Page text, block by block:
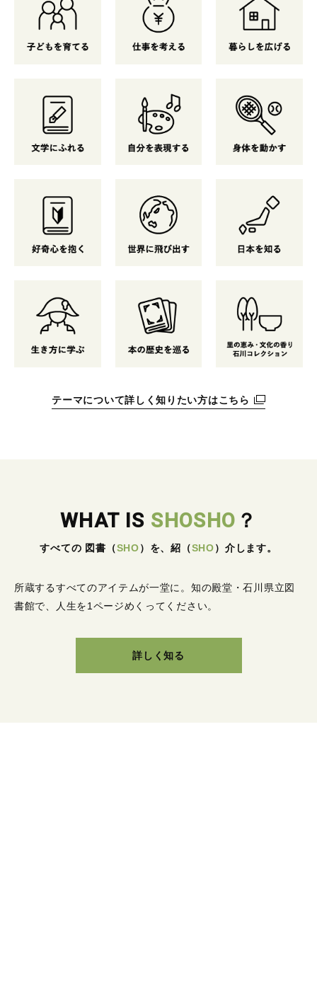
テーマについて詳しく知りたい方はこちら
WHAT IS SHOSHO ？
すべての 図書 （SHO） を、紹 （SHO） 介します。
所蔵するすべてのアイテムが一堂に。 知の殿堂・石川県立図
書館で、人生を1ページめくってください。
詳しく知る